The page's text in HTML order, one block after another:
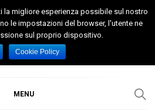
Foggia
Eventi e Attività nella Capitanata
MENU
migliore esperienza possibile sul nostro
le impostazioni del browser, l'utente ne
sul proprio dispositivo.
Cookie Policy